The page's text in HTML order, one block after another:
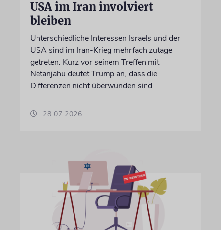
USA im Iran involviert
bleiben
Unterschiedliche Interessen Israels und der
USA sind im Iran-Krieg mehrfach zutage
getreten. Kurz vor seinem Treffen mit
Netanjahu deutet Trump an, dass die
Differenzen nicht überwunden sind
28.07.2026